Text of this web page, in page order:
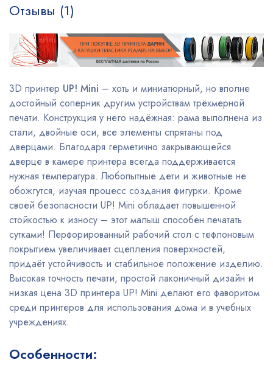
Отзывы (1)
3D принтер UP! Mini – хоть и миниатюрный, но вполне
достойный соперник другим устройствам трёхмерной
печати. Конструкция у него надёжная: рама выполнена из
стали, двойные оси, все элементы спрятаны под
дверцами. Благодаря герметично закрывающейся
дверце в камере принтера всегда поддерживается
нужная температура. Любопытные дети и животные не
обожгутся, изучая процесс создания фигурки. Кроме
своей безопасности UP! Mini обладает повышенной
стойкостью к износу – этот малыш способен печатать
сутками! Перфорированный рабочий стол с тефлоновым
покрытием увеличивает сцепления поверхностей,
придаёт устойчивость и стабильное положение изделию.
Высокая точность печати, простой лаконичный дизайн и
низкая цена 3D принтера UP! Mini делают его фаворитом
среди принтеров для использования дома и в учебных
учреждениях.
Особенности: